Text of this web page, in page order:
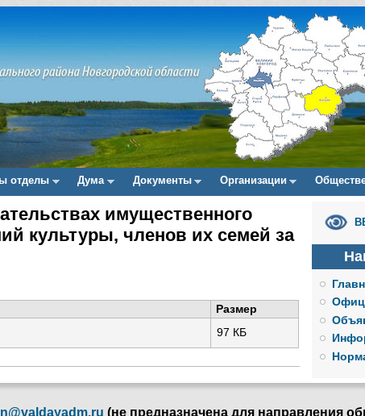
отделы Дума Документы Организации
имущественного
культуры, членов их семей за
Размер
97 КБ
(не предназначена для направления